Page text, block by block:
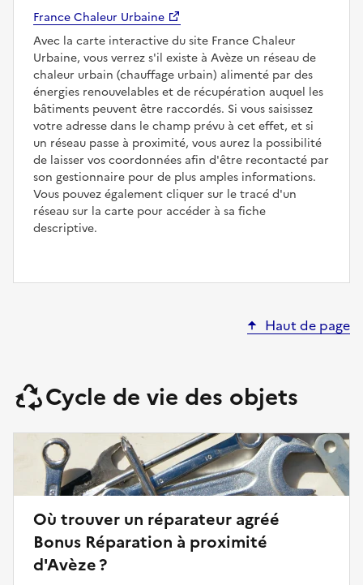
France Chaleur Urbaine
Avec la carte interactive du site France Chaleur
Urbaine, vous verrez s'il existe à Avèze un réseau de
chaleur urbain (chauffage urbain) alimenté par des
énergies renouvelables et de récupération auquel les
bâtiments peuvent être raccordés. Si vous saisissez
votre adresse dans le champ prévu à cet effet, et si
un réseau passe à proximité, vous aurez la possibilité
de laisser vos coordonnées afin d'être recontacté par
son gestionnaire pour de plus amples informations.
Vous pouvez également cliquer sur le tracé d'un
réseau sur la carte pour accéder à sa fiche
descriptive.
Haut de page
Cycle de vie des objets
Où trouver un réparateur agréé
Bonus Réparation à proximité
d'Avèze ?